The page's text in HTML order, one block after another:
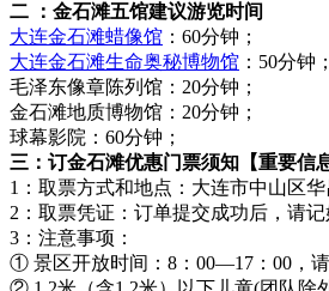
二 ：金石滩五馆建议游览时间
大连金石滩蜡像馆 ：60分钟；
大连金石滩生命奥秘博物馆 ：50分钟；
毛泽东像章陈列馆：20分钟；
金石滩地质博物馆：20分钟；
球幕影院：60分钟；
三：订金石滩优惠门票须知【重要信
1：取票方式和地点：大连市中山区
2：取票凭证：订单提交成功后，请
3：注意事项：
① 景区开放时间：8：00—17：00，